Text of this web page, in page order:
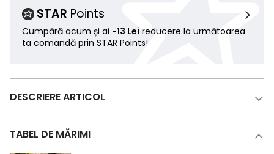
STAR Points
Cumpără acum și ai -13 Lei reducere la următoarea
ta comandă prin STAR Points!
DESCRIERE ARTICOL
TABEL DE MĂRIMI